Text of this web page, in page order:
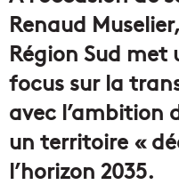
Renaud
Région Sud met
focus sur la
avec l’ambition
un territoire «
l’horizon 2035.